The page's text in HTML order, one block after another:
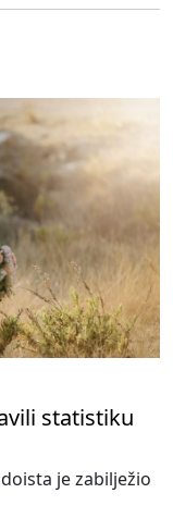
statistiku
je zabilježio